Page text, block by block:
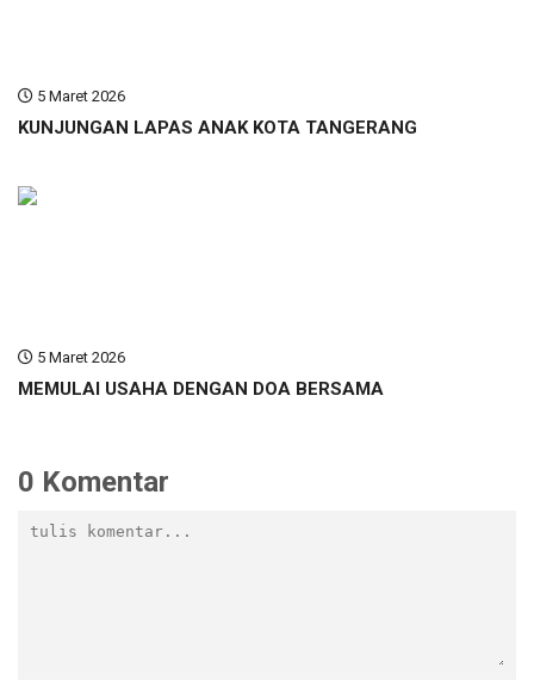
5 Maret 2026
KUNJUNGAN LAPAS ANAK KOTA TANGERANG
5 Maret 2026
MEMULAI USAHA DENGAN DOA BERSAMA
0 Komentar